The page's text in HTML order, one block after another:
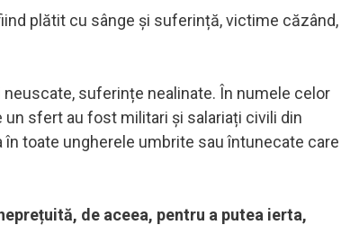
plătit cu sânge și suferință, victime căzând,
suferințe nealinate. În numele celor
sfert au fost militari și salariați civili din
toate ungherele umbrite sau întunecate care
de aceea, pentru a putea ierta,